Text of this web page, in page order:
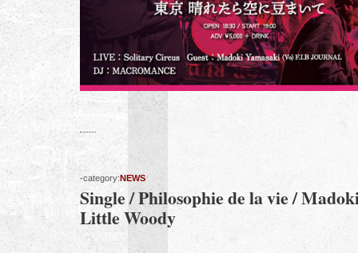
-category:NEWS
Single / Philosophie de la vie /
Little Woody